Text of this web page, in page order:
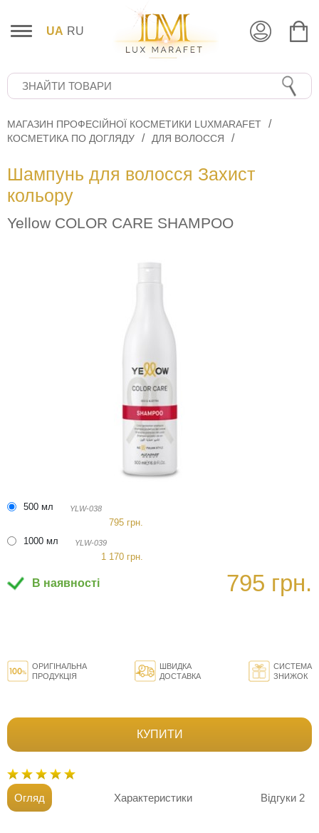
UA RU
МАГАЗИН ПРОФЕСІЙНОЇ КОСМЕТИКИ LUXMARAFET
КОСМЕТИКА ПО ДОГЛЯДУ
ДЛЯ ВОЛОССЯ
Шампунь для волосся Захист
кольору
Yellow COLOR CARE SHAMPOO
500 мл YLW-038
795 грн.
1000 мл
YLW-039
1 170 грн.
В наявності 795 грн.
ОРИГІНАЛЬНА
ПРОДУКЦІЯ
ШВИДКА
ДОСТАВКА
СИСТЕМА
ЗНИЖОК
КУПИТИ
Огляд Характеристики Відгуки 2